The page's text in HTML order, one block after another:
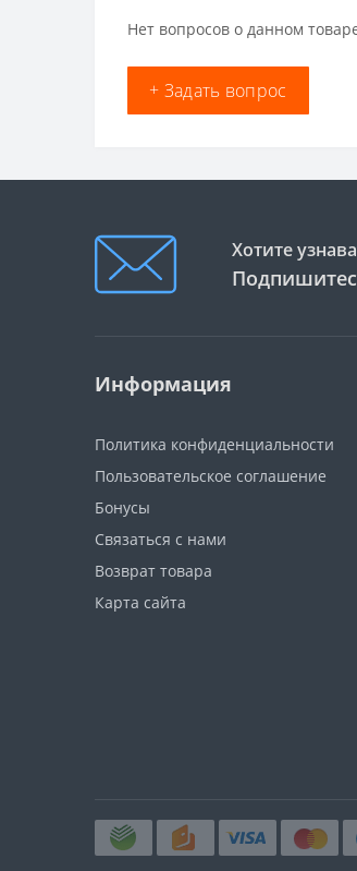
Нет вопросов о данном
+ Задать вопрос
Хотите
Информация
Политика конфиденциальности
Пользовательское соглашение
Бонусы
Связаться с нами
Возврат товара
Карта сайта